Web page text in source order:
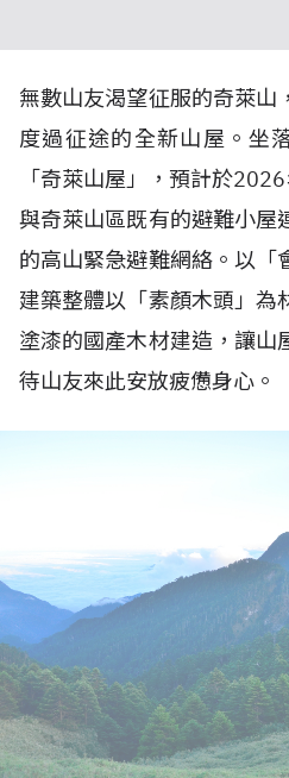
無數山友渴望征服的奇萊山
度過征途的全新山屋。坐
「奇萊山屋」，預計於2026
與奇萊山區既有的避難小屋
的高山緊急避難網絡。以「
建築整體以「素顏木頭」為
塗漆的國產木材建造，讓山
待山友來此安放疲憊身心。